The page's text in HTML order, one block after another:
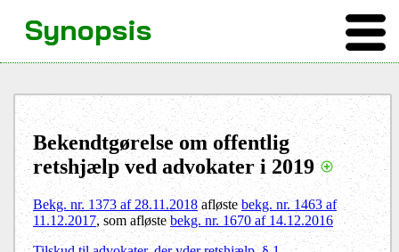
Bekendtgørelse om offentlig
retshjælp ved advokater i 2019
Bekg. nr. 1373 af 28.11.2018afløstebekg. nr. 1463 af
11.12.2017, som afløstebekg. nr. 1670 af 14.12.2016
Synopsis